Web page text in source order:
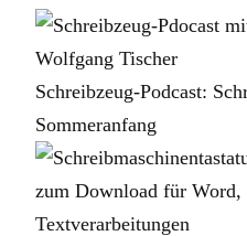
Schreibzeug-Podcast:
Sommeranfang
zum Download für
Textverarbeitungen